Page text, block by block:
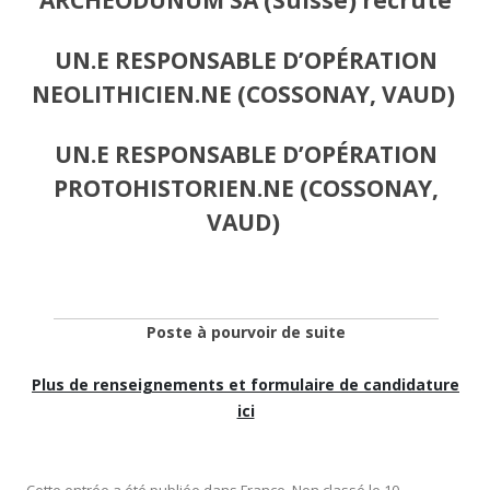
UN.E RESPONSABLE D’OPÉRATION
NEOLITHICIEN.NE (COSSONAY, VAUD)
UN.E RESPONSABLE D’OPÉRATION
PROTOHISTORIEN.NE (COSSONAY,
VAUD)
Poste à pourvoir de suite
Plus de renseignements et formulaire de candidature
ici